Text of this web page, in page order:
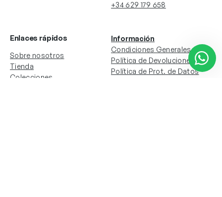
+34 629 179 658
Enlaces rápidos
Sobre nosotros
Tienda
Colecciones
Información
Condiciones Generales
Política de Devoluciones
Política de Prot. de Datos